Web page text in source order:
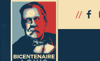
//
Panneau de gestion des